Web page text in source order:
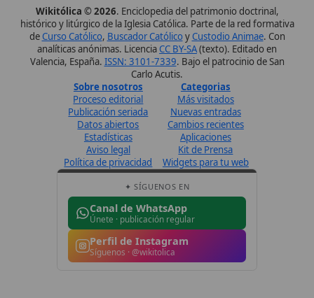
Perfil de Instagram
Síguenos · @wikitolica